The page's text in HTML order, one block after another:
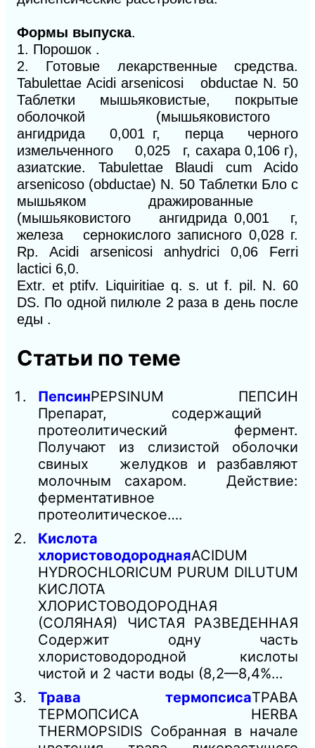
Формы выпуска.
1. Порошок .
2. Готовые лекарственные средства.
Tabulettae Acidi arsenicosi obductae N. 50
Таблетки мышьяковистые, покрытые
оболочкой (мышьяковистого
ангидрида 0,001 г, перца черного
измельченного 0,025 г, сахара 0,106 г),
азиатские. Tabulettae Blaudi cum Acido
arsenicoso (obductae) N. 50 Таблетки Бло с
мышьяком дражированные
(мышьяковистого ангидрида 0,001 г,
железа сернокислого записного 0,028 г.
Rp. Acidi arsenicosi anhydrici 0,06 Ferri
lactici 6,0.
Extr. et ptifv. Liquiritiae q. s. ut f. pil. N. 60
DS. По одной пилюле 2 раза в день после
еды .
Статьи по теме
ПепсинPEPSINUM ПЕПСИН
Препарат, содержащий
протеолитический фермент.
Получают из слизистой оболочки
свиных желудков и разбавляют
молочным сахаром. Действие:
ферментативное
протеолитическое….
Кислота
хлористоводороднаяACIDUM
HYDROCHLORICUM PURUM DILUTUM
КИСЛОТА
ХЛОРИСТОВОДОРОДНАЯ
(СОЛЯНАЯ) ЧИСТАЯ РАЗВЕДЕННАЯ
Содержит одну часть
хлористоводородной кислоты
чистой и 2 части воды (8,2—8,4%…
Трава термопсисаТРАВА
ТЕРМОПСИСА HERBA
THERMOPSIDIS Собранная в начале